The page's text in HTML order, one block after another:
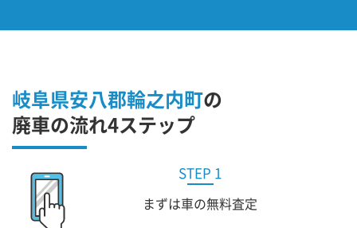
岐阜県安八郡輪之内町の
廃車の流れ4ステップ
STEP 1
まずは車の無料査定